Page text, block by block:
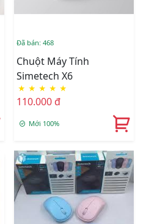
Đã bán: 468
Chuột Máy Tính
Simetech X6
★ ★ ★ ★ ★
110.000 đ
Mới 100%